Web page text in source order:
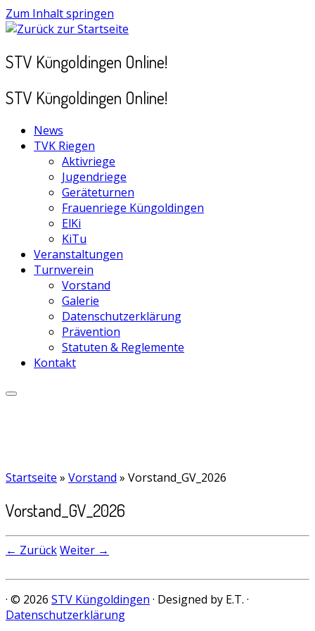
Zum Inhalt springen
STV Küngoldingen Online!
STV Küngoldingen Online!
News
TVK Riegen
Aktivriege
Jugendriege
Geräteturnen
Frauenriege Küngoldingen
ElKi
KiTu
Veranstaltungen
Turnverein
Vorstand
Galerie
Datenschutzerklärung
Prävention
Statuten & Reglemente
Kontakt
Startseite » Vorstand » Vorstand_GV_2026
Vorstand_GV_2026
← ZurückWeiter →
· © 2026 STV Küngoldingen · Designed by E.T. ·
Datenschutzerklärung